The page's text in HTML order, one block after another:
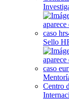
Sello
Centro